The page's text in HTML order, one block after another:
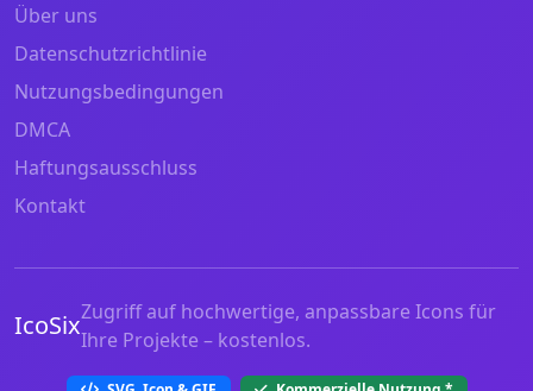
Über uns
Datenschutzrichtlinie
Nutzungsbedingungen
DMCA
Haftungsausschluss
Kontakt
IcoSixZugriff auf hochwertige, anpassbare Icons für
Ihre Projekte – kostenlos.